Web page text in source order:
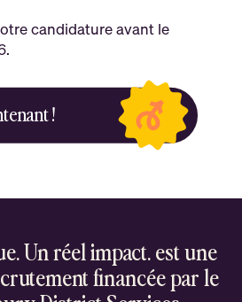
candidature avant le
!
Un réel impact. est une
financée par le